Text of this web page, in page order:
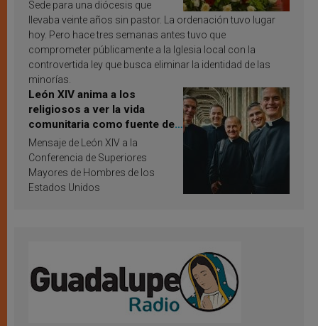
Sede para una diócesis que
llevaba veinte años sin pastor. La ordenación tuvo lugar
hoy. Pero hace tres semanas antes tuvo que
comprometer públicamente a la Iglesia local con la
controvertida ley que busca eliminar la identidad de las
minorías.
León XIV anima a los
religiosos a ver la vida
comunitaria como fuente de
inspiración y santificación
Mensaje de León XIV a la
Conferencia de Superiores
Mayores de Hombres de los
Estados Unidos